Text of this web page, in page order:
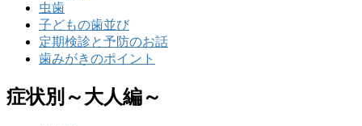
虫歯
子どもの歯並び
定期検診と予防のお話
歯みがきのポイント
症状別～大人編～